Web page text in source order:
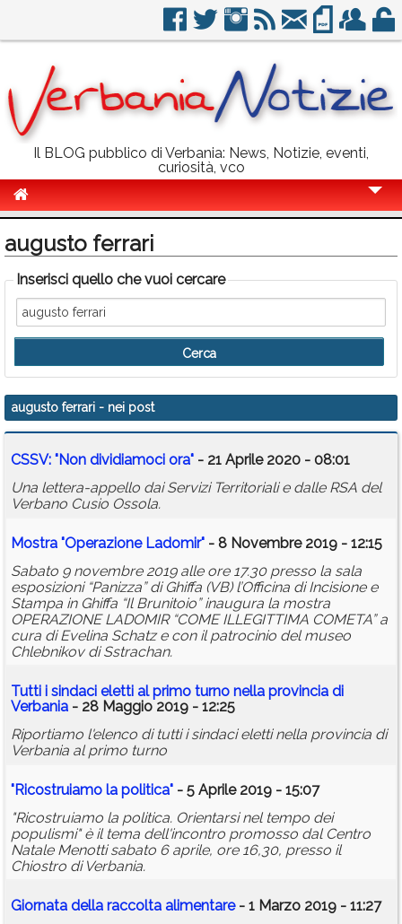
Il BLOG pubblico di Verbania: News, Notizie, eventi,
curiosità, vco
Politica
Sport
Eventi
Info Utili
Rubriche
Calendario
Annunci
augusto ferrari
Inserisci quello che vuoi cercare
augusto ferrari - nei post
CSSV: "Non dividiamoci ora" - 21 Aprile 2020 - 08:01
Una lettera-appello dai Servizi Territoriali e dalle RSA del
Verbano Cusio Ossola.
Mostra "Operazione Ladomir" - 8 Novembre 2019 - 12:15
Sabato 9 novembre 2019 alle ore 17.30 presso la sala
esposizioni “Panizza” di Ghiffa (VB) l’Officina di Incisione e
Stampa in Ghiffa “Il Brunitoio” inaugura la mostra
OPERAZIONE LADOMIR “COME ILLEGITTIMA COMETA” a
cura di Evelina Schatz e con il patrocinio del museo
Chlebnikov di Sstrachan.
Tutti i sindaci eletti al primo turno nella provincia di
Verbania - 28 Maggio 2019 - 12:25
Riportiamo l'elenco di tutti i sindaci eletti nella provincia di
Verbania al primo turno
"Ricostruiamo la politica" - 5 Aprile 2019 - 15:07
"Ricostruiamo la politica. Orientarsi nel tempo dei
populismi" è il tema dell'incontro promosso dal Centro
Natale Menotti sabato 6 aprile, ore 16,30, presso il
Chiostro di Verbania.
Giornata della raccolta alimentare- 1 Marzo 2019 - 11:27